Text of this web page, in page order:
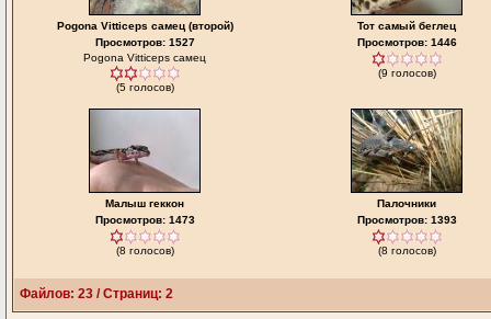
Pogona Vitticeps самец (второй)
Просмотров: 1527
Pogona Vitticeps самец
(5 голосов)
Тот самый беглец
Просмотров: 1446
(9 голосов)
Малыш геккон
Просмотров: 1473
(8 голосов)
Палочники
Просмотров: 1393
(8 голосов)
Файлов: 23 / Страниц: 2